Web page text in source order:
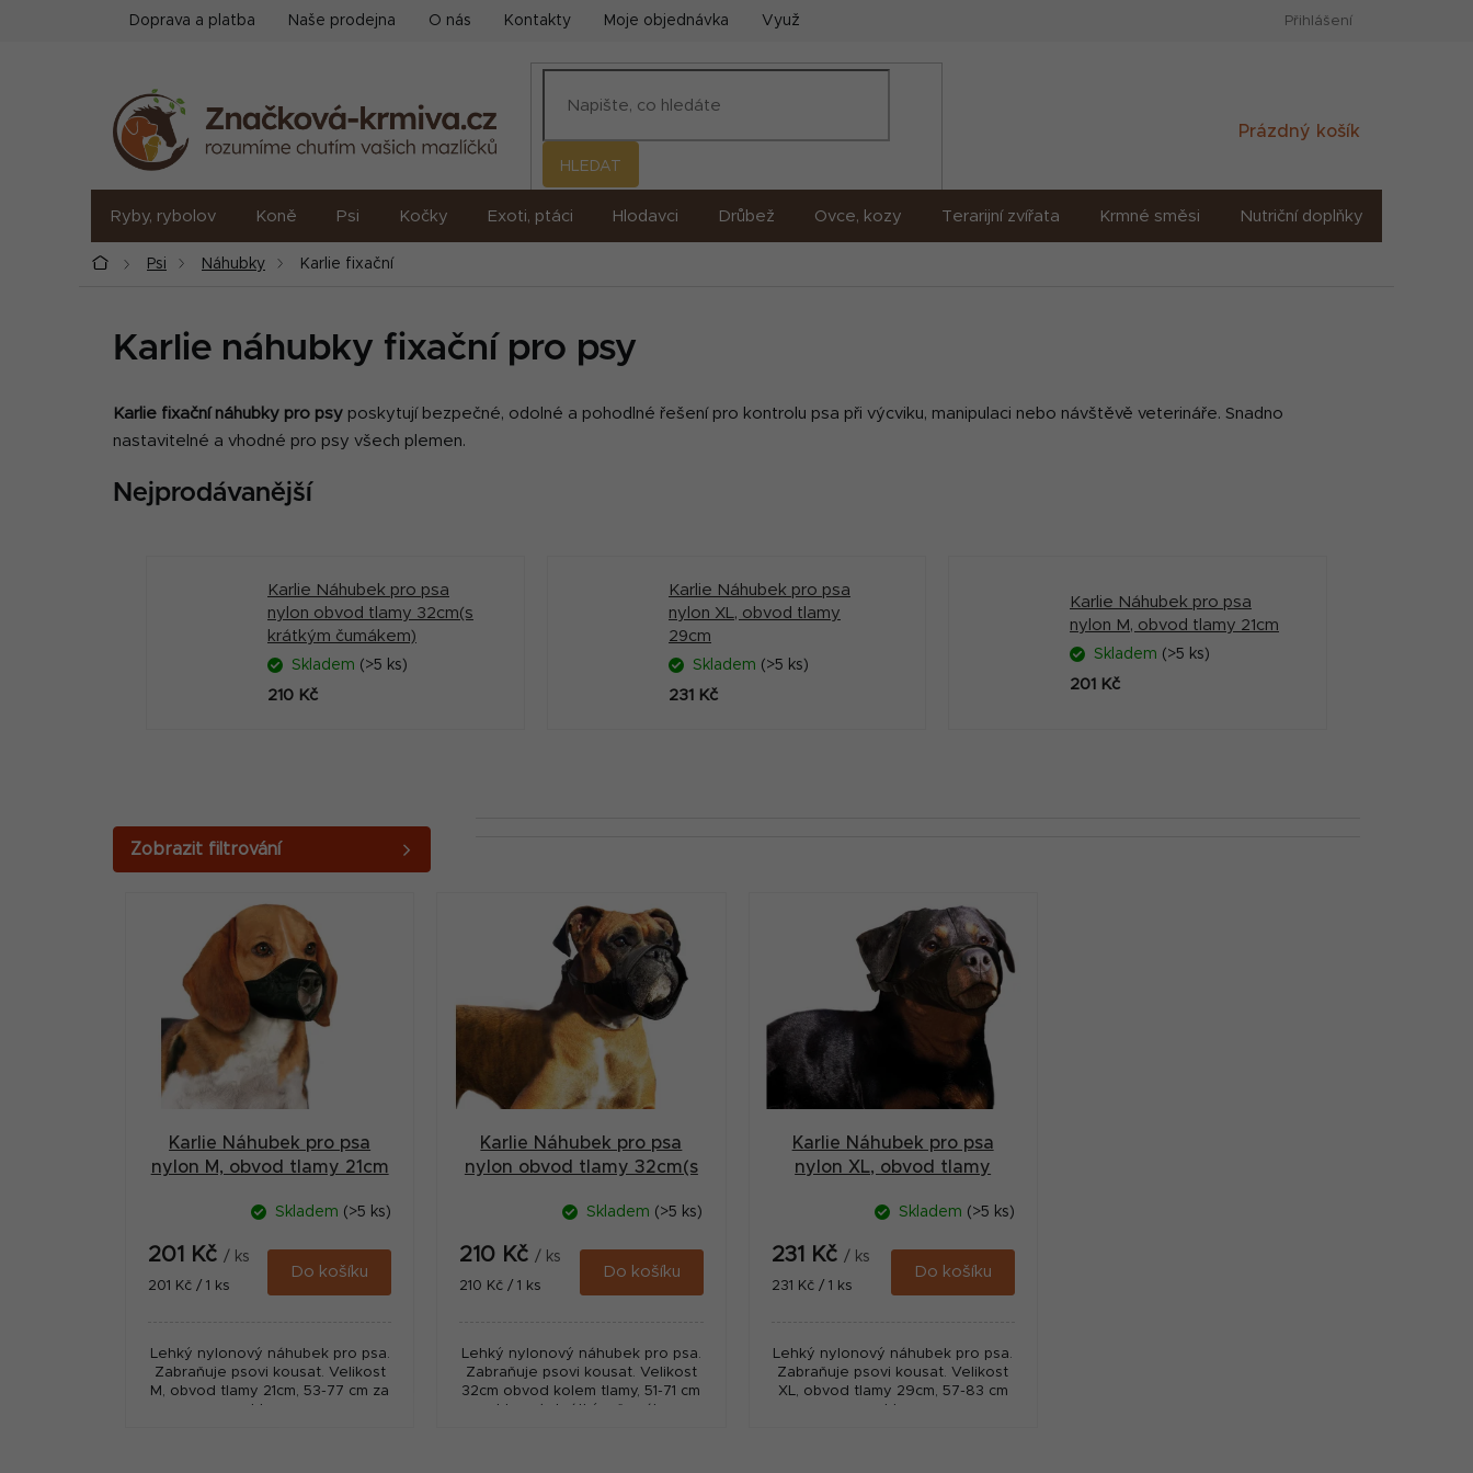
Doprava a platba Naše prodejna O nás Kontakty Moje objednávka Využití umělé inteligence (AI) Přihlášení
HLEDAT
Nákupní
Prázdný košík
Ryby, rybolov Koně Psi Kočky Exoti, ptáci Hlodavci Drůbež Ovce, kozy Terarijní zvířata Krmné směsi Nutriční doplňky
DomůPsi Náhubky Karlie fixační
Karlie náhubky fixační pro psy
Karlie fixační náhubky pro psy poskytují bezpečné, odolné a pohodlné řešení pro kontrolu psa při výcviku, manipulaci nebo návštěvě veterináře. Snadno
nastavitelné a vhodné pro psy všech plemen.
Nejprodávanější
Karlie Náhubek pro psa
nylon obvod tlamy 32cm(s
krátkým čumákem)
Skladem (>5 ks)
210 Kč
Karlie Náhubek pro psa
nylon XL, obvod tlamy
29cm
Skladem (>5 ks)
231 Kč
Karlie Náhubek pro psa
nylon M, obvod tlamy 21cm
Skladem (>5 ks)
201 Kč
o
Karlie Náhubek pro psa
nylon M, obvod tlamy 21cm
Skladem (>5 ks)
201 Kč / ks
Měrná
201 Kč / 1 ks
Do košíku
Lehký nylonový náhubek pro psa.
Zabraňuje psovi kousat. Velikost
M, obvod tlamy 21cm, 53-77 cm za
Karlie Náhubek pro psa
nylon obvod tlamy 32cm(s
Skladem (>5 ks)
210 Kč/ ks
Měrná
210 Kč / 1 ks
Do košíku
Lehký nylonový náhubek pro psa.
Zabraňuje psovi kousat. Velikost
32cm obvod kolem tlamy, 51-71 cm
Karlie Náhubek pro psa
nylon XL, obvod tlamy
Skladem (>5 ks)
231 Kč / ks
Měrná
231 Kč / 1 ks
Do košíku
Lehký nylonový náhubek pro psa.
Zabraňuje psovi kousat. Velikost
XL, obvod tlamy 29cm, 57-83 cm